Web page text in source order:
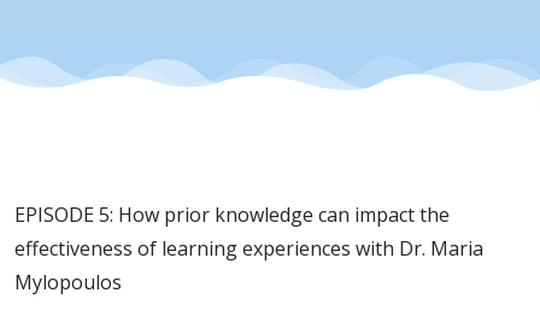
with Dr.
Maria
EPISODE 5: How prior knowledge can impact the
effectiveness of learning experiences with Dr. Maria
Mylopoulos